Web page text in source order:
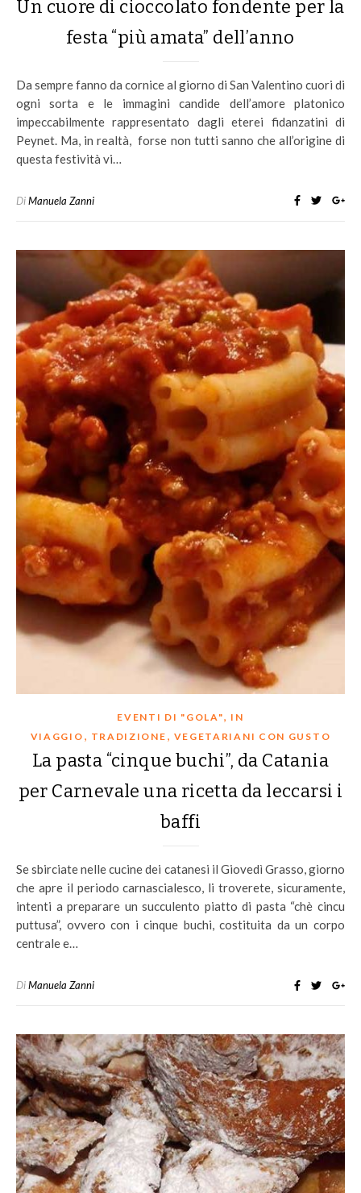
Un cuore di cioccolato fondente per la
festa “più amata” dell’anno
Da sempre fanno da cornice al giorno di San Valentino cuori di
ogni sorta e le immagini candide dell’amore platonico
impeccabilmente rappresentato dagli eterei fidanzatini di
Peynet. Ma, in realtà, forse non tutti sanno che all’origine di
questa festività vi…
DiManuela Zanni
EVENTI DI "GOLA", IN
VIAGGIO , TRADIZIONE , VEGETARIANI CON GUSTO
La pasta “cinque buchi”, da Catania
per Carnevale una ricetta da leccarsi i
baffi
Se sbirciate nelle cucine dei catanesi il Giovedì Grasso, giorno
che apre il periodo carnascialesco, li troverete, sicuramente,
intenti a preparare un succulento piatto di pasta “chè cincu
puttusa”, ovvero con i cinque buchi, costituita da un corpo
centrale e…
DiManuela Zanni